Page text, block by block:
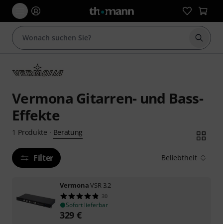
Suche
Vermona Gitarren- und Bass-
Effekte
1 Produkte · Beratung
Filter Beliebtheit
VermonaVSR 3.2
30
Sofort lieferbar
329 €